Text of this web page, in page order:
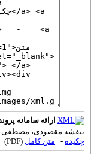
ارائه سامانه
بنفشه مقصودی، مصطفی
چکیده -متن کامل(PDF)